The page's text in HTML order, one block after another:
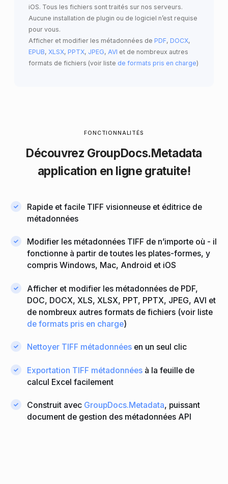
iOS. Tous les fichiers sont traités sur nos serveurs.
Aucune installation de plugin ou de logiciel n’est requise
pour vous.
Afficher et modifier les métadonnées de PDF, DOCX,
EPUB, XLSX, PPTX, JPEG, AVI et de nombreux autres
formats de fichiers (voir liste de formats pris en charge)
FONCTIONNALITÉS
Découvrez GroupDocs.Metadata
application en ligne gratuite!
Rapide et facile TIFF visionneuse et éditrice de
métadonnées
Modifier les métadonnées TIFF de n’importe où - il
fonctionne à partir de toutes les plates-formes, y
compris Windows, Mac, Android et iOS
Afficher et modifier les métadonnées de PDF,
DOC, DOCX, XLS, XLSX, PPT, PPTX, JPEG, AVI et
de nombreux autres formats de fichiers (voir liste
de formats pris en charge)
Nettoyer TIFF métadonnées en un seul clic
Exportation TIFF métadonnées à la feuille de
calcul Excel facilement
Construit avec GroupDocs.Metadata, puissant
document de gestion des métadonnées API